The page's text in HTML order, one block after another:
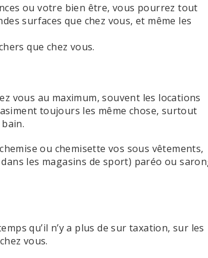
ou votre bien être, vous pourrez tout
surfaces que chez vous, et même les
que chez vous.
vous au maximum, souvent les locations
toujours les même chose, surtout
ou chemisette vos sous vêtements,
les magasins de sport) paréo ou
qu’il n’y a plus de sur taxation, sur les
vous.